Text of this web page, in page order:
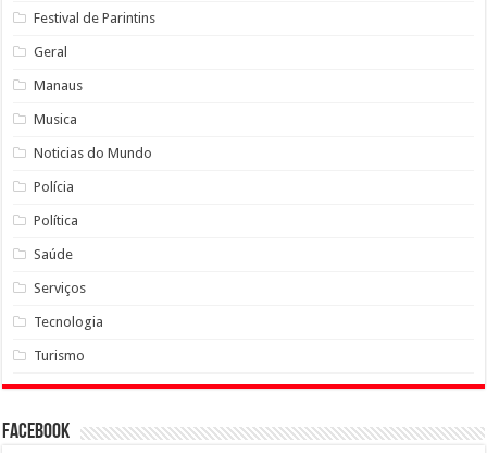
Festival de Parintins
Geral
Manaus
Musica
Noticias do Mundo
Polícia
Política
Saúde
Serviços
Tecnologia
Turismo
Facebook